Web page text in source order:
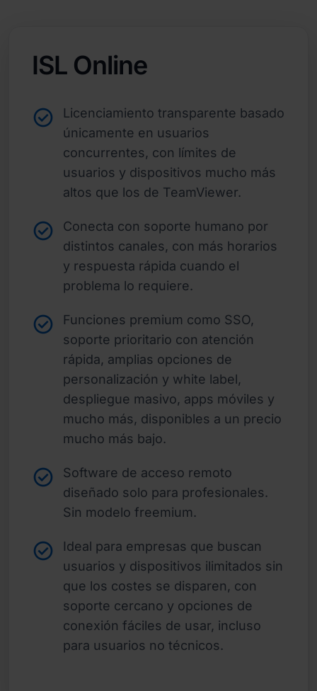
ISL Online
Licenciamiento transparente basado
únicamente en usuarios
concurrentes, con límites de
usuarios y dispositivos mucho más
altos que los de TeamViewer.
Conecta con soporte humano por
distintos canales, con más horarios
y respuesta rápida cuando el
problema lo requiere.
Funciones premium como SSO,
soporte prioritario con atención
rápida, amplias opciones de
personalización y white label,
despliegue masivo, apps móviles y
mucho más, disponibles a un precio
mucho más bajo.
Software de acceso remoto
diseñado solo para profesionales.
Sin modelo freemium.
Ideal para empresas que buscan
usuarios y dispositivos ilimitados sin
que los costes se disparen, con
soporte cercano y opciones de
conexión fáciles de usar, incluso
para usuarios no técnicos.